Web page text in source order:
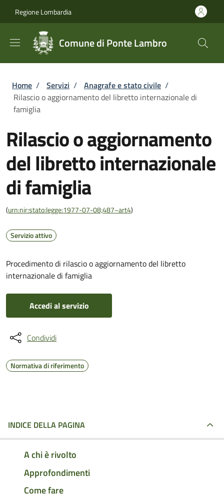
Regione Lombardia
Comune di Ponte Lambro
Briciole di pane
Home / Servizi / Anagrafe e stato civile /
Rilascio o aggiornamento del libretto internazionale di
famiglia
Rilascio o aggiornamento
del libretto internazionale
di famiglia
(urn:nir:stato:legge:1977-07-08;487~art4)
Servizio attivo
Procedimento di rilascio o aggiornamento del libretto
internazionale di famiglia
Accedi al servizio
Condividi
Normativa di riferimento
INDICE DELLA PAGINA
A chi è rivolto
Approfondimenti
Come fare